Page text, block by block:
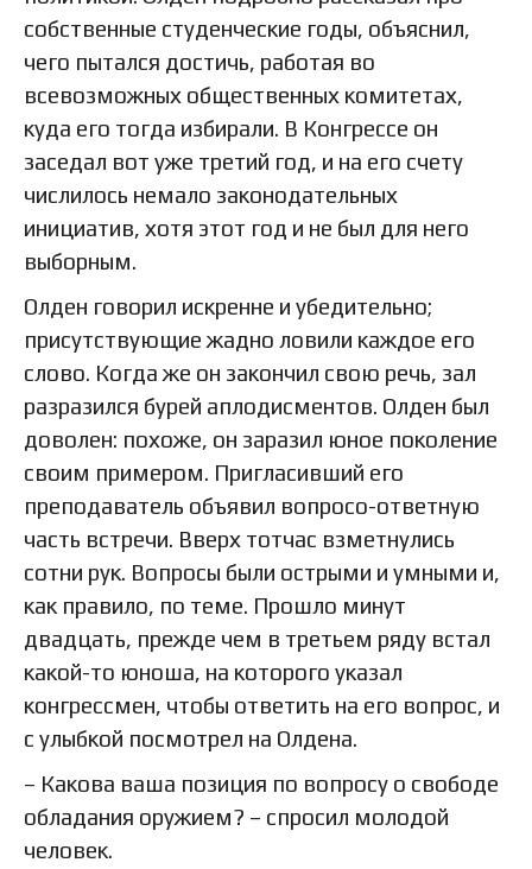
собственные студенческие годы, объяснил,
чего пытался достичь, работая во
всевозможных общественных комитетах,
куда его тогда избирали. В Конгрессе он
заседал вот уже третий год, и на его счету
числилось немало законодательных
инициатив, хотя этот год и не был для него
выборным.
Олден говорил искренне и убедительно;
присутствующие жадно ловили каждое его
слово. Когда же он закончил свою речь, зал
разразился бурей аплодисментов. Олден был
доволен: похоже, он заразил юное поколение
своим примером. Пригласивший его
преподаватель объявил вопросо-ответную
часть встречи. Вверх тотчас взметнулись
сотни рук. Вопросы были острыми и умными и,
как правило, по теме. Прошло минут
двадцать, прежде чем в третьем ряду встал
какой-то юноша, на которого указал
конгрессмен, чтобы ответить на его вопрос, и
с улыбкой посмотрел на Олдена.
– Какова ваша позиция по вопросу о свободе
обладания оружием? – спросил молодой
человек.